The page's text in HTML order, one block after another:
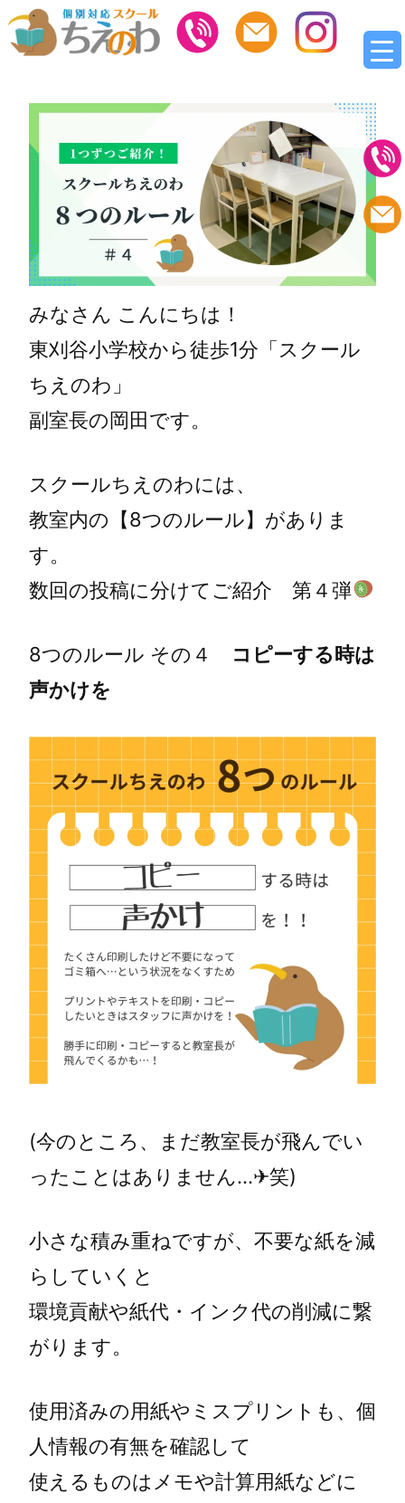
みなさん こんにちは！
東刈谷小学校から徒歩1分「スクール
ちえのわ」
副室長の岡田です。
スクールちえのわには、
教室内の【8つのルール】がありま
す。
数回の投稿に分けてご紹介 第４弾
8つのルール その４
コピーする時は
声かけを
(今のところ、まだ教室長が飛んでい
ったことはありません…✈笑)
小さな積み重ねですが、不要な紙を減
らしていくと
環境貢献や紙代・インク代の削減に繋
がります。
使用済みの用紙やミスプリントも、個
人情報の有無を確認して
使えるものはメモや計算用紙などに